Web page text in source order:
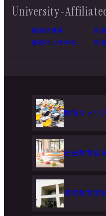
University-
附属幼稚園 附
附属桃山中学校
附
教職キャリ
総合教育臨
環境教育実